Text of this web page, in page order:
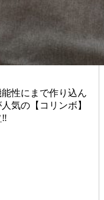
性にまで作り込ん
気の【コリンボ】
‼︎